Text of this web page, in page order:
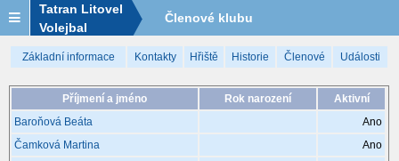
Tatran Litovel
Volejbal
Členové klubu
Základní informace Kontakty Hřiště Historie Členové Události
Příjmení a jméno Rok narození
Aktivní
Baroňová Beáta
Ano
Čamková Martina
Ano